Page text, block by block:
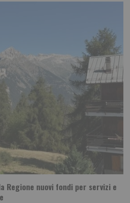
Regione nuovi fondi per servizi e